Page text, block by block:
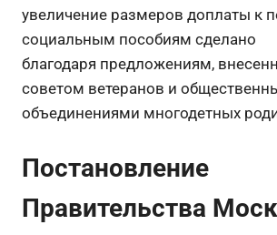
увеличение размеров доплаты к
социальным пособиям сделано
благодаря предложениям,
советом ветеранов и
объединениями многодетных
Постановление
Правительства